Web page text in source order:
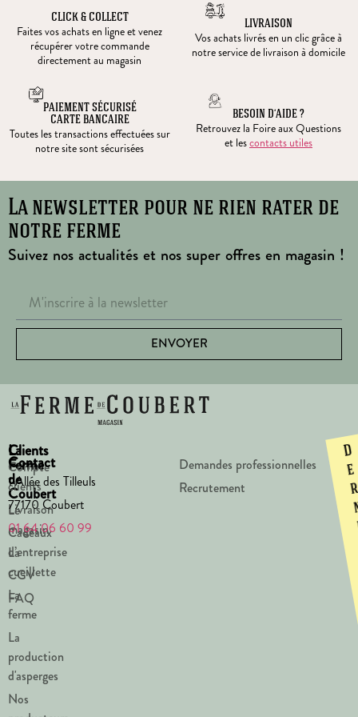
CLICK & COLLECT
Faites vos achats en ligne et venez
récupérer votre commande
directement au magasin
LIVRAISON
Vos achats livrés en un clic grâce à
notre service de livraison à domicile
PAIEMENT SÉCURISÉ
CARTE BANCAIRE
Toutes les transactions effectuées sur
notre site sont sécurisées
BESOIN D’AIDE ?
Retrouvez la Foire aux Questions
et lescontacts utiles
La newsletter pour ne rien rater de
notre ferme
Suivez nos actualités et nos super offres en magasin !
ENVOYER
La
Ferme
de
Coubert
Le
magasin
La
cueillette
La
ferme
La
production
d'asperges
Nos
Clients
Compte
clients
Livraison
Cadeaux
d’entreprise
CGV
FAQ
Contact
1 Allée des Tilleuls
77170 Coubert
01 64 06 60 99
Demandes professionnelles
Recrutement
D
e